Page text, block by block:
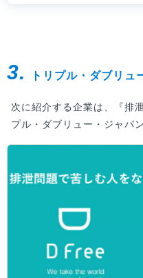
3. トリプル・ダブリュ
次に紹介する企業は、『排
プル・ダブリュー・ジャパ